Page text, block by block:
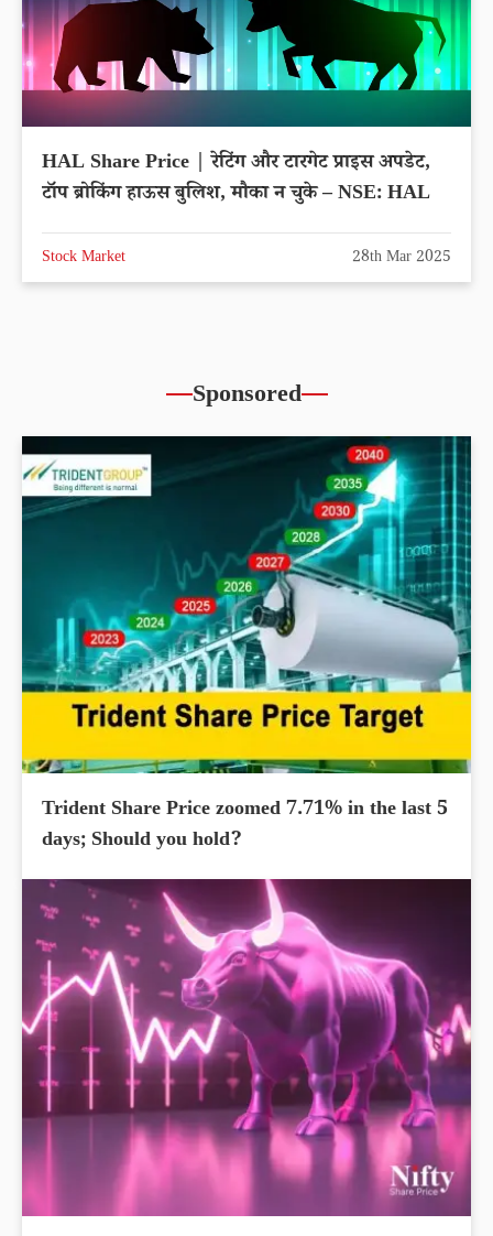
HAL Share Price | रेटिंग और टारगेट प्राइस अपडेट,
टॉप ब्रोकिंग हाऊस बुलिश, मौका न चुके – NSE: HAL
Stock Market 28th Mar 2025
Sponsored
Trident Share Price zoomed 7.71% in the last 5
days; Should you hold?